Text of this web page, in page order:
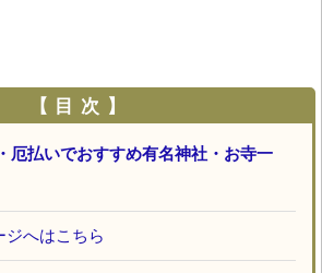
【 目 次 】
厄払いでおすすめ有名神社・お寺一
ジへはこちら